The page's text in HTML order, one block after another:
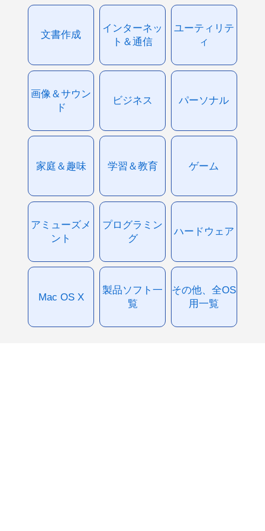
文書作成
インターネッ
ト＆通信
ユーティリテ
ィ
画像＆サウン
ド
ビジネス パーソナル
家庭＆趣味 学習＆教育 ゲーム
アミューズメ
ント
プログラミン
グ
ハードウェア
Mac OS X
製品ソフト一
覧
その他、全OS
用一覧